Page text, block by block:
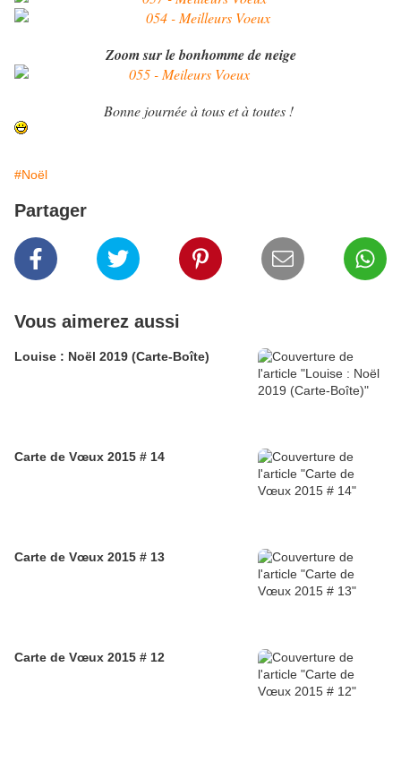
Zoom sur le bonhomme de neige
Bonne journée à tous et à toutes !
#Noël
Partager
Vous aimerez aussi
Louise : Noël 2019 (Carte-Boîte)
Carte de Vœux 2015 # 14
Carte de Vœux 2015 # 13
Carte de Vœux 2015 # 12